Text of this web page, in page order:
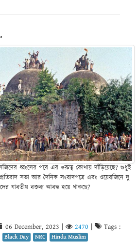
ধ্বংসের পরে এর গুরুত্ব কোথায় দাঁড়িয়েছে? শুধুই
সভা আর দৈনিক সংবাদপত্রে এবং ওয়েবজিনে দু
যাবতীয় বক্তব্য আবদ্ধ হয়ে থাকছে?
06 December, 2023 2470 Tags :
Black Day NRC Hindu Muslim